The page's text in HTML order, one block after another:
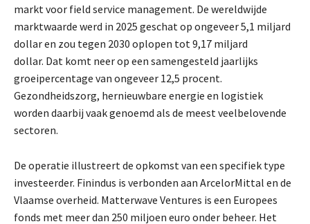
markt voor field service management. De wereldwijde
marktwaarde werd in 2025 geschat op ongeveer 5,1 miljard
dollar en zou tegen 2030 oplopen tot 9,17 miljard
dollar. Dat komt neer op een samengesteld jaarlijks
groeipercentage van ongeveer 12,5 procent.
Gezondheidszorg, hernieuwbare energie en logistiek
worden daarbij vaak genoemd als de meest veelbelovende
sectoren.
De operatie illustreert de opkomst van een specifiek type
investeerder. Finindus is verbonden aan ArcelorMittal en de
Vlaamse overheid. Matterwave Ventures is een Europees
fonds met meer dan 250 miljoen euro onder beheer. Het